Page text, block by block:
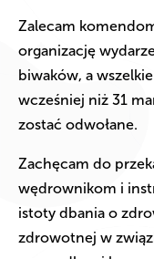
Zalecam
organizację
biwaków, a
wcześniej niż 31
zostać odwołane.
Zachęcam do
wędrownikom i
istoty dbania o
zdrowotnej w